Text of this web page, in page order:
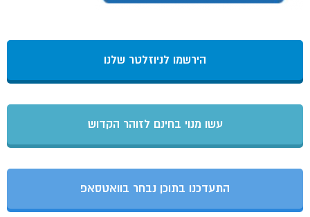
הירשמו לניוזלטר שלנו
עשו מנוי בחינם לזוהר הקדוש
התעדכנו בתוכן נבחר בוואטסאפ